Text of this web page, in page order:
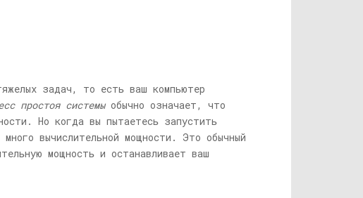
задач, то есть ваш компьютер
простоя системыобычно означает, что
Но когда вы пытаетесь запустить
вычислительной мощности. Это обычный
мощность и останавливает ваш